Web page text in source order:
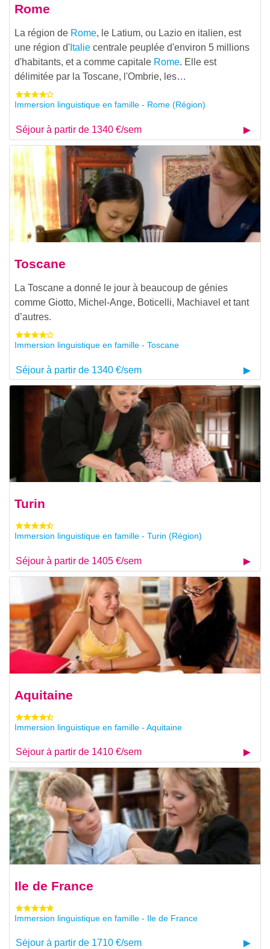
Rome
La région de Rome, le Latium, ou Lazio en italien, est
une région d' Italie centrale peuplée d'environ 5 millions
d'habitants, et a comme capitale Rome. Elle est
délimitée par la Toscane, l'Ombrie, les…
Immersion linguistique en famille - Rome (Région)
Séjour à partir de 1340 €/sem
Toscane
La Toscane a donné le jour à beaucoup de génies
comme Giotto, Michel-Ange, Boticelli, Machiavel et tant
d’autres.
Immersion linguistique en famille - Toscane
Séjour à partir de 1340 €/sem
Turin
Immersion linguistique en famille - Turin (Région)
Séjour à partir de 1405 €/sem
Aquitaine
Immersion linguistique en famille - Aquitaine
Séjour à partir de 1410 €/sem
Ile de France
Immersion linguistique en famille - Ile de France
Séjour à partir de 1710 €/sem